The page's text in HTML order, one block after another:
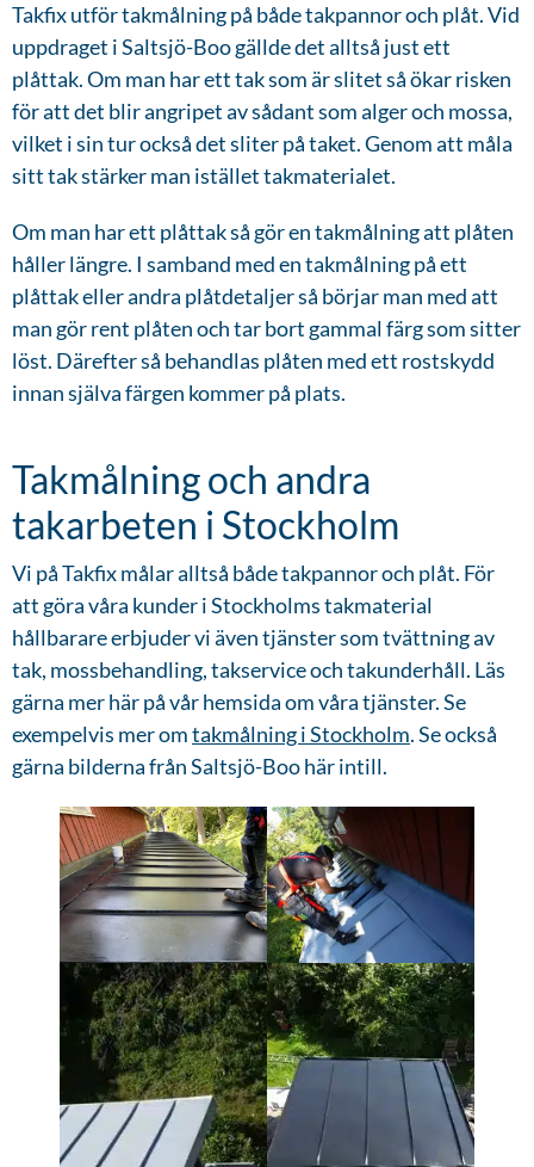
Takfix utför takmålning på både takpannor och plåt. Vid
uppdraget i Saltsjö-Boo gällde det alltså just ett
plåttak. Om man har ett tak som är slitet så ökar risken
för att det blir angripet av sådant som alger och mossa,
vilket i sin tur också det sliter på taket. Genom att måla
sitt tak stärker man istället takmaterialet.
Om man har ett plåttak så gör en takmålning att plåten
håller längre. I samband med en takmålning på ett
plåttak eller andra plåtdetaljer så börjar man med att
man gör rent plåten och tar bort gammal färg som sitter
löst. Därefter så behandlas plåten med ett rostskydd
innan själva färgen kommer på plats.
Takmålning och andra
takarbeten i Stockholm
Vi på Takfix målar alltså både takpannor och plåt. För
att göra våra kunder i Stockholms takmaterial
hållbarare erbjuder vi även tjänster som tvättning av
tak, mossbehandling, takservice och takunderhåll. Läs
gärna mer här på vår hemsida om våra tjänster. Se
exempelvis mer omtakmålning i Stockholm. Se också
gärna bilderna från Saltsjö-Boo här intill.